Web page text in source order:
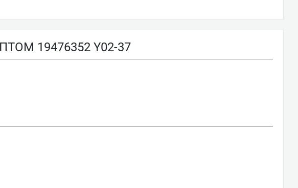
19476352 Y02-37